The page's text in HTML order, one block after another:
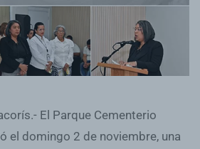
El Parque Cementerio
el domingo 2 de noviembre, una